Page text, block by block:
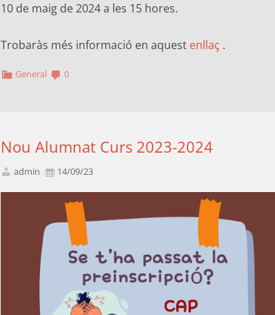
10 de maig de 2024 a les 15 hores.
Trobaràs més informació en aquest enllaç .
General 0
Nou Alumnat Curs 2023-2024
admin 14/09/23